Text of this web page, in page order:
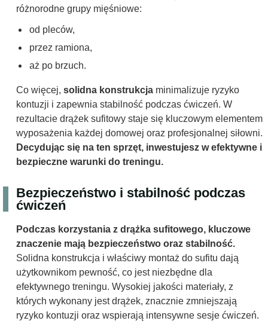
różnorodne grupy mięśniowe:
od pleców,
przez ramiona,
aż po brzuch.
Co więcej, solidna konstrukcja minimalizuje ryzyko
kontuzji i zapewnia stabilność podczas ćwiczeń. W
rezultacie drążek sufitowy staje się kluczowym elementem
wyposażenia każdej domowej oraz profesjonalnej siłowni.
Decydując się na ten sprzęt, inwestujesz w efektywne i
bezpieczne warunki do treningu.
Bezpieczeństwo i stabilność podczas
ćwiczeń
Podczas korzystania z drążka sufitowego, kluczowe
znaczenie mają bezpieczeństwo oraz stabilność.
Solidna konstrukcja i właściwy montaż do sufitu dają
użytkownikom pewność, co jest niezbędne dla
efektywnego treningu. Wysokiej jakości materiały, z
których wykonany jest drążek, znacznie zmniejszają
ryzyko kontuzji oraz wspierają intensywne sesje ćwiczeń.